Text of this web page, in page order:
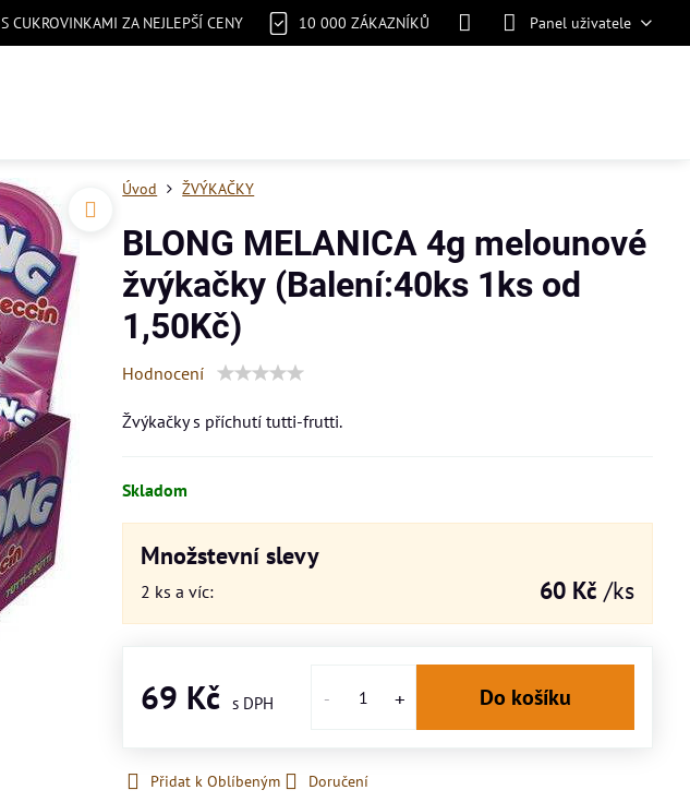
CUKROVINKAMI ZA NEJLEPŠÍ CENY 10 000 ZÁKAZNÍKŮ Panel uživatele
Úvod ŽVÝKAČKY
BLONG MELANICA 4g melounové
žvýkačky (Balení:40ks 1ks od
1,50Kč)
Hodnocení
Žvýkačky s příchutí tutti-frutti.
Skladom
Množstevní slevy
2 ks a víc: 60 Kč /ks
69 Kč Do košíku
Přidat k Oblíbeným Doručení